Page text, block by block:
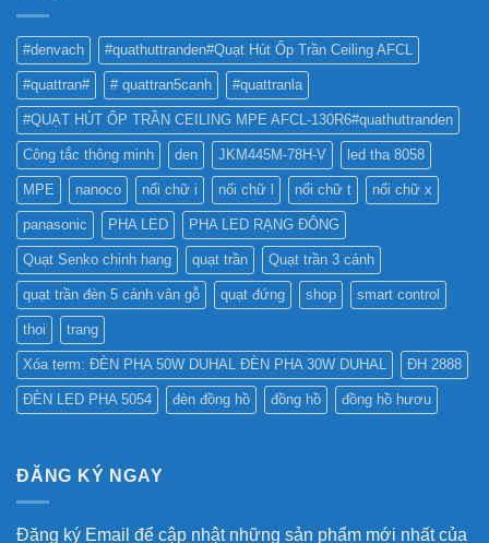
QUẢNG
CÁO?
TỐT
NHẤT
?
#denvach #quathuttranden#Quạt Hút Ốp Trần Ceiling AFCL
#quattran# # quattran5canh #quattranla
#QUẠT HÚT ỐP TRẦN CEILING MPE AFCL-130R6#quathuttranden
Công tắc thông minh den JKM445M-78H-V led tha 8058
MPE nanoco nối chữ i nối chữ l nối chữ t nối chữ x
panasonic PHA LED PHA LED RẠNG ĐÔNG
Quạt Senko chinh hang quạt trần Quạt trần 3 cánh
quạt trần đèn 5 cánh vân gỗ quạt đứng shop smart control
thoi trang
Xóa term: ĐÈN PHA 50W DUHAL ĐÈN PHA 30W DUHAL ĐH 2888
ĐÈN LED PHA 5054 đèn đồng hồ đồng hồ đồng hồ hươu
ĐĂNG KÝ NGAY
Đăng ký Email để cập nhật những sản phẩm mới nhất của